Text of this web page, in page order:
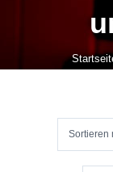
Sortieren